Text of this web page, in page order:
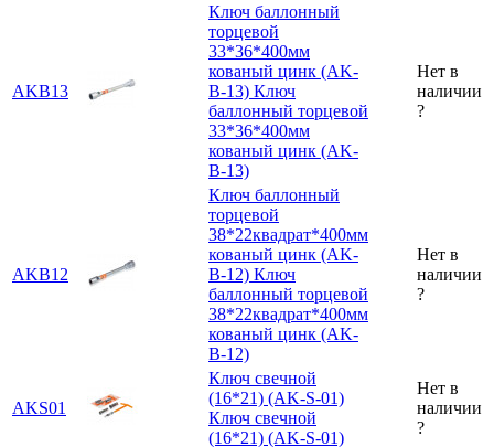
AKB13
Ключ баллонный
торцевой
33*36*400мм
кованый цинк (AK-
B-13) Ключ
баллонный торцевой
33*36*400мм
кованый цинк (AK-
B-13)
Нет в
наличии
?
AKB12
Ключ баллонный
торцевой
38*22квадрат*400мм
кованый цинк (AK-
B-12) Ключ
баллонный торцевой
38*22квадрат*400мм
кованый цинк (AK-
B-12)
Нет в
наличии
?
AKS01
Ключ свечной
(16*21) (AK-S-01)
Ключ свечной
(16*21) (AK-S-01)
Нет в
наличии
?